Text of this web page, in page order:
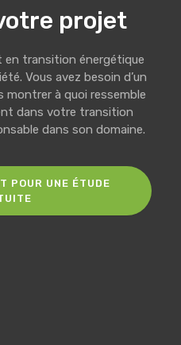
projet
en transition énergétique
Vous avez besoin d’un
montrer à quoi ressemble
dans votre transition
dans son domaine.
POUR UNE ÉTUDE